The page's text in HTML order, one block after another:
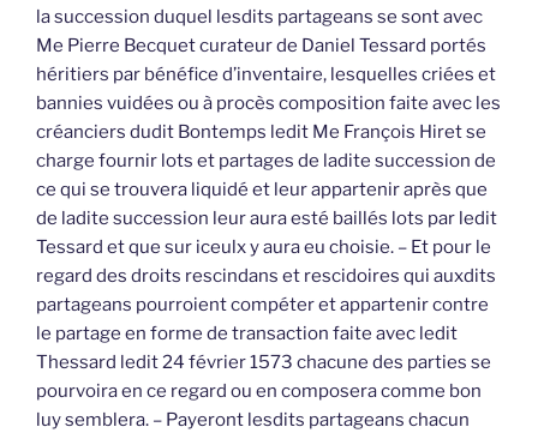
la succession duquel lesdits partageans se sont avec
Me Pierre Becquet curateur de Daniel Tessard portés
héritiers par bénéfice d’inventaire, lesquelles criées et
bannies vuidées ou à procès composition faite avec les
créanciers dudit Bontemps ledit Me François Hiret se
charge fournir lots et partages de ladite succession de
ce qui se trouvera liquidé et leur appartenir après que
de ladite succession leur aura esté baillés lots par ledit
Tessard et que sur iceulx y aura eu choisie. – Et pour le
regard des droits rescindans et rescidoires qui auxdits
partageans pourroient compéter et appartenir contre
le partage en forme de transaction faite avec ledit
Thessard ledit 24 février 1573 chacune des parties se
pourvoira en ce regard ou en composera comme bon
luy semblera. – Payeront lesdits partageans chacun